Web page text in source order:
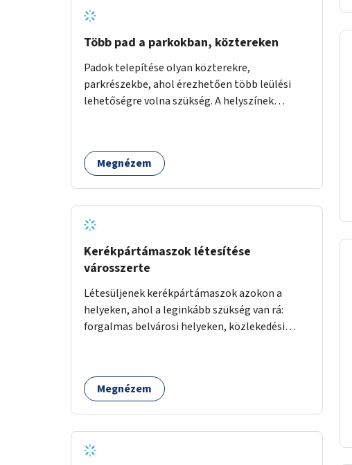
Több pad a parkokban, köztereken
Padok telepítése olyan közterekre,
parkrészekbe, ahol érezhetően több leülési
lehetőségre volna szükség. A helyszínek
Megnézem
Kerékpártámaszok létesítése
városszerte
Létesüljenek kerékpártámaszok azokon a
helyeken, ahol a leginkább szükség van rá:
forgalmas belvárosi helyeken, közlekedési
Megnézem